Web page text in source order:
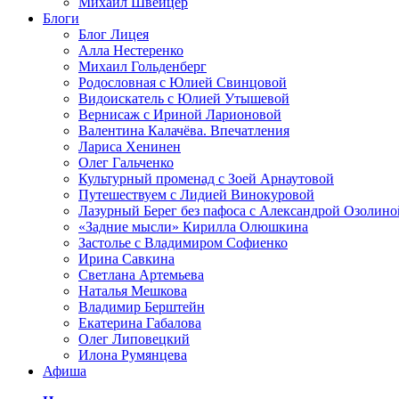
Блоги
Блог Лицея
Алла Нестеренко
Михаил Гольденберг
Родословная с Юлией Свинцовой
Видоискатель с Юлией Утышевой
Вернисаж с Ириной Ларионовой
Валентина Калачёва. Впечатления
Лариса Хенинен
Олег Гальченко
Культурный променад с Зоей Арнаутовой
Путешествуем с Лидией Винокуровой
Лазурный Берег без пафоса с Александрой
«Задние мысли» Кирилла Олюшкина
Застолье с Владимиром Софиенко
Ирина Савкина
Светлана Артемьева
Наталья Мешкова
Владимир Берштейн
Екатерина Габалова
Олег Липовецкий
Илона Румянцева
Афиша